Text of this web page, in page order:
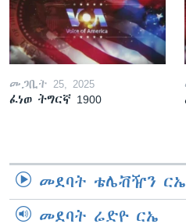
መጋቢት 25, 2025
ፈነወ ትግርኛ 1900
መደባት ቴሌቭዥን ርኤ
መደባት ሬድዮ ርኤ